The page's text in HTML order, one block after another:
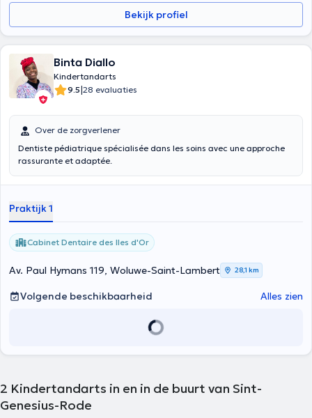
Bekijk profiel
Binta Diallo
Kindertandarts
9.5|28 evaluaties
Over de zorgverlener
Dentiste pédiatrique spécialisée dans les soins avec une approche
rassurante et adaptée.
Praktijk 1
Cabinet Dentaire des Iles d'Or
Av. Paul Hymans 119, Woluwe-Saint-Lambert 28,1 km
Volgende beschikbaarheid Alles zien
2 Kindertandarts in en in de buurt van Sint-
Genesius-Rode